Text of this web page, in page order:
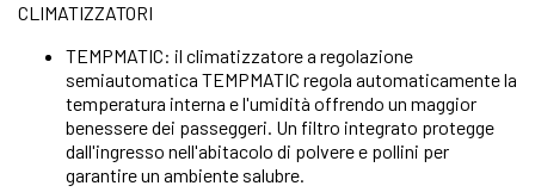
CLIMATIZZATORI
TEMPMATIC: il climatizzatore a regolazione
semiautomatica TEMPMATIC regola automaticamente la
temperatura interna e l'umidità offrendo un maggior
benessere dei passeggeri. Un filtro integrato protegge
dall'ingresso nell'abitacolo di polvere e pollini per
garantire un ambiente salubre.